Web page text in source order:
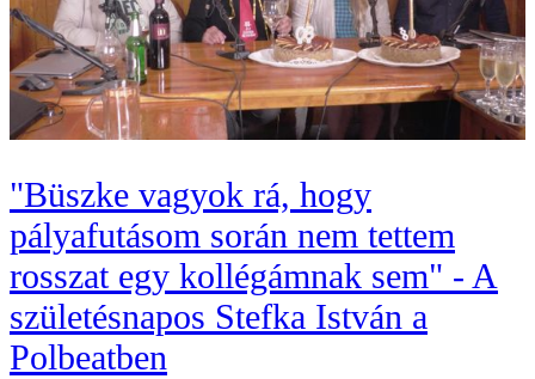
"Büszke vagyok rá, hogy
pályafutásom során nem tettem
rosszat egy kollégámnak sem" - A
születésnapos Stefka István a
Polbeatben